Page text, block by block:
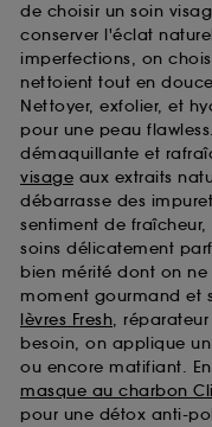
de choisir un soin
conserver l'éclat
imperfections, on
nettoient tout en
Nettoyer, exfolier, et
pour une peau
démaquillante et
visage aux extraits
débarrasse des
sentiment de
soins délicatement
bien mérité dont on ne
moment gourmand et
lèvres Fresh,
besoin, on applique
ou encore matifiant.
masque au charbon
pour une détox anti-